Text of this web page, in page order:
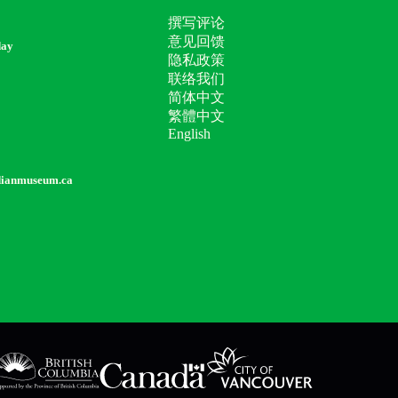
撰写评论
意见回馈
隐私政策
联络我们
简体中文
繁體中文
English